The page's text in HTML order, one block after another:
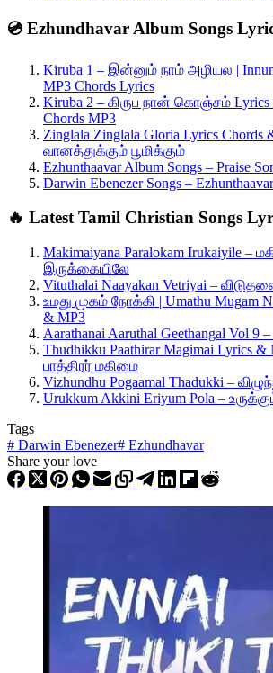
💿 Ezhundhavar Album Songs
Kiruba 1 – இன்னும் நாம் அழியல |
MP3 Chords Lyrics
Kiruba 2 – கிருப நான் கொஞ்சம் Lyrics |
Chords MP3
Zinglala Zinglala Gloria Lyrics Chords
வானத்துக்கும் பூமிக்கும்
Ezhunthaavar Album Songs – Praise
Darwin Ebenezer Songs –
🔥 Latest Tamil Christian Songs
Makimaiyana Paralokam Irukaiyile
இருக்கையிலே
Vituthalai Naayakan Vetriyai –
உமது முகம் நோக்கி | Umathu Mugam
& MP3
Aarathanai Aaruthal Geethangal Vol
Thudhikku Paathirar Magimai Lyrics &
பாத்திரர் மகிமை
Vizhundhu Pogaamal Thadukki –
Urukkum Akkini Eriyum Pola –
Tags
# Darwin Ebenezer# Ezhundhavar
Share your love